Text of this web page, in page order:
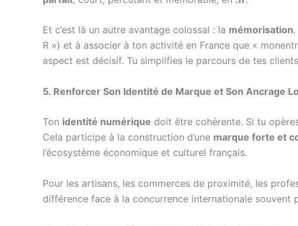
Et c’est là un autre avantage colossal : la mémorisation
R ») et à associer à ton activité en France que «
aspect est décisif. Tu simplifies le parcours de tes
5. Renforcer Son Identité de Marque et Son Ancrage
Ton identité numérique doit être cohérente. Si tu
Cela participe à la construction d’une marque forte et
l’écosystème économique et culturel français.
Pour les artisans, les commerces de proximité, les
différence face à la concurrence internationale souvent